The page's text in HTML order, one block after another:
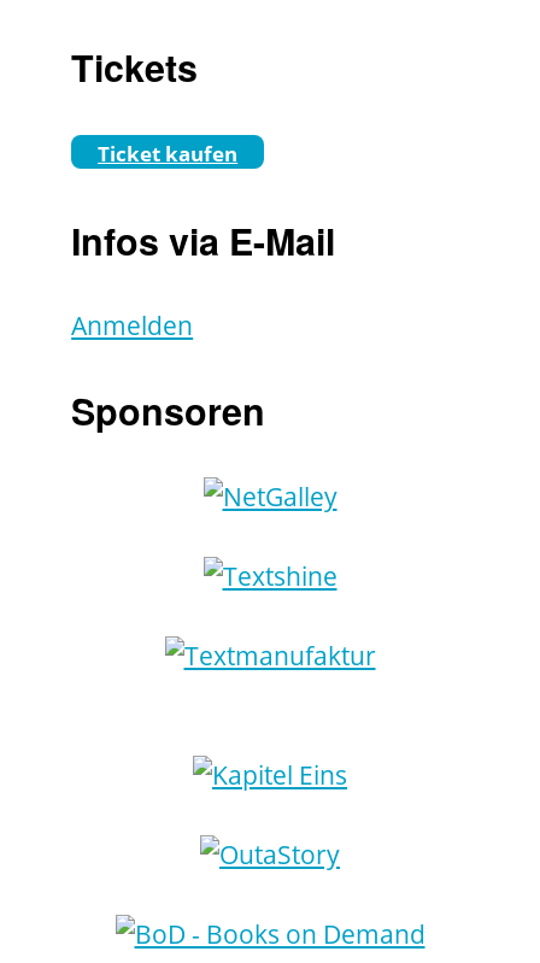
Tickets
Ticket kaufen
Infos via E-Mail
Anmelden
Sponsoren